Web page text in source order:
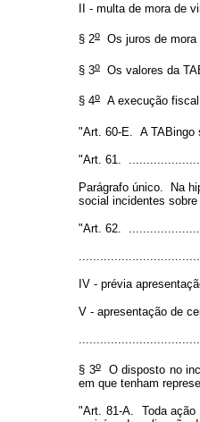
II - multa de mora de
§ 2o Os juros de mora
§ 3o Os valores da
§ 4o A execução
"Art. 60-E. A TABingo
"Art. 61.
Parágrafo único. Na
social incidentes
"Art. 62.
IV - prévia
V - apresentação de
§ 3oO disposto no
em que tenham
"Art. 81-A. Toda ação